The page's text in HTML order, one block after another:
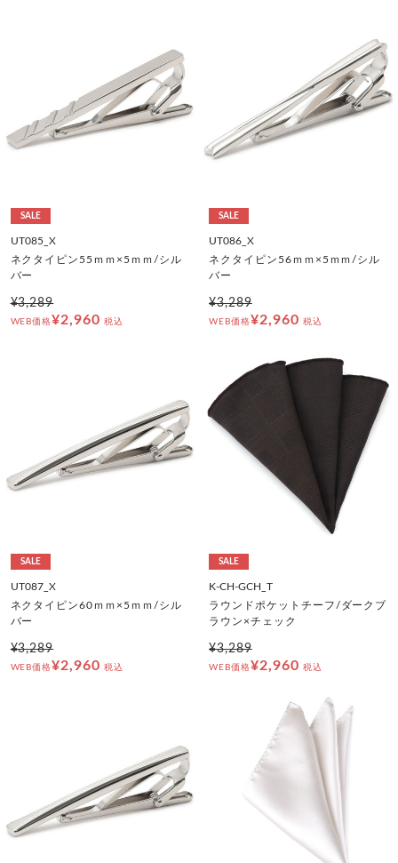
SALE
UT085_X
ネクタイピン55ｍｍ×5ｍｍ/シル
バー
¥3,289
WEB価格¥2,960 税込
SALE
UT086_X
ネクタイピン56ｍｍ×5ｍｍ/シル
バー
¥3,289
WEB価格¥2,960 税込
SALE
UT087_X
ネクタイピン60ｍｍ×5ｍｍ/シル
バー
¥3,289
WEB価格¥2,960 税込
SALE
K-CH-GCH_T
ラウンドポケットチーフ/ダークブ
ラウン×チェック
¥3,289
WEB価格¥2,960 税込